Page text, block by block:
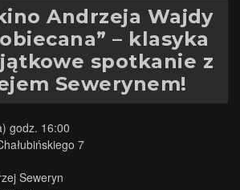
Andrzeja Wajdy
– klasyka
spotkanie z
Sewerynem!
godz. 16:00
7
Seweryn